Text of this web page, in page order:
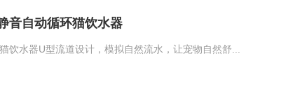
音自动循环猫饮水器
水器U型流道设计，模拟自然流水，让宠物自然舒...